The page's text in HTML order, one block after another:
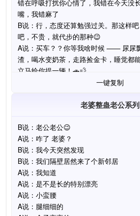
一键复制
老婆整蛊老公系列